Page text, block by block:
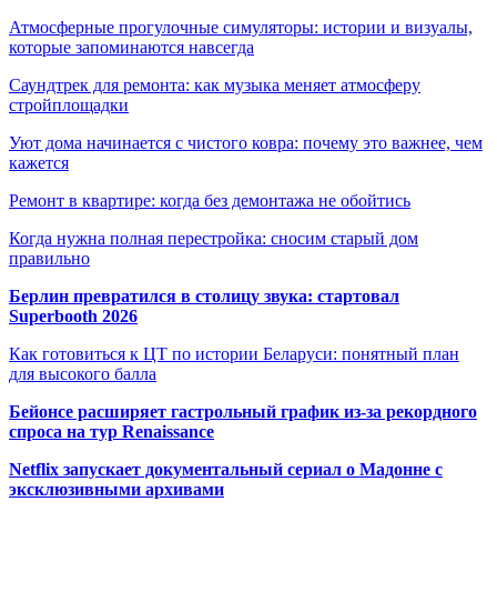
Атмосферные прогулочные симуляторы: истории и визуалы,
которые запоминаются навсегда
Саундтрек для ремонта: как музыка меняет атмосферу
стройплощадки
Уют дома начинается с чистого ковра: почему это важнее, чем
кажется
Ремонт в квартире: когда без демонтажа не обойтись
Когда нужна полная перестройка: сносим старый дом
правильно
Берлин превратился в столицу звука: стартовал
Superbooth 2026
Как готовиться к ЦТ по истории Беларуси: понятный план
для высокого балла
Бейонсе расширяет гастрольный график из-за рекордного
спроса на тур Renaissance
Netflix запускает документальный сериал о Мадонне с
эксклюзивными архивами